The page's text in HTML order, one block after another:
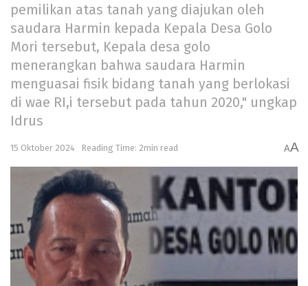
pemilikan atas tanah yang diajukan oleh
saudara Harmin kepada Kepala Desa Golo
Mori tersebut, Kepala desa golo
menerangkan bahwa saudara Harmin
menguasai fisik bidang tanah yang berlokasi
di wae RI,i tersebut pada tahun 2020," ungkap
Idrus
15 Oktober 2024 Reading Time: 2min read AA